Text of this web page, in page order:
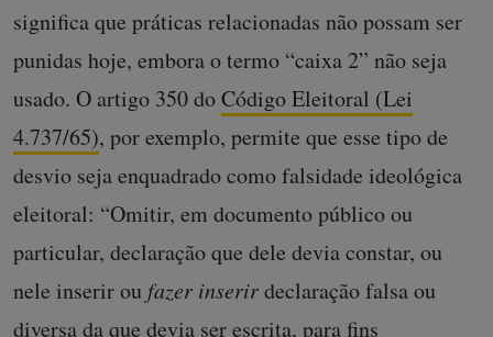
significa que práticas relacionadas não possam ser
punidas hoje, embora o termo “caixa 2” não seja
usado. O artigo 350 doCódigo Eleitoral (Lei
4.737/65), por exemplo, permite que esse tipo de
desvio seja enquadrado como falsidade ideológica
eleitoral: “Omitir, em documento público ou
particular, declaração que dele devia constar, ou
nele inserir ou fazer inserirdeclaração falsa ou
diversa da que devia ser escrita, para fins